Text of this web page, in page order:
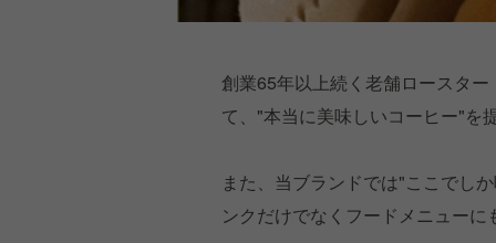
創業65年以上続く老舗ロースタ
て、"本当に美味しいコーヒー"を
また、当ブランドでは"ここでし
ンクだけでなくフードメニュー